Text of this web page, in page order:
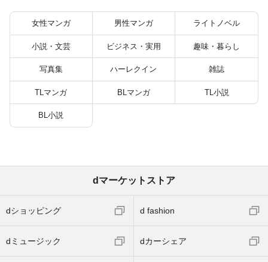
バーと世界に復讐＆
（２３）
女性マンガ 男性マンガ ライトノベル
小説・文芸 ビジネス・実用 趣味・暮らし
写真集 ハーレクイン 雑誌
TLマンガ BLマンガ TL小説
BL小説
dマーケットストア
dショッピング d fashion
dミュージック dカーシェア